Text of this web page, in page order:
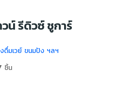
น์ รีดิวซ์ ชูการ์
ดื่มเวย์ ขนมปัง ฯลฯ
ชิ้น